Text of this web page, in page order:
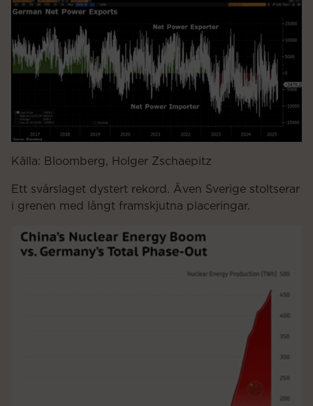
Källa: Bloomberg, Holger Zschaepitz
Ett svårslaget dystert rekord. Även Sverige stoltserar
i grenen med långt framskjutna placeringar.